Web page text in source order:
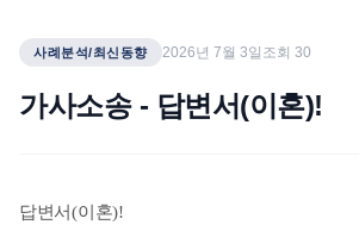
업무분야
전체
언론보도
사례분석/최신동향 2026년 7월 3일 조회 30
가사소송 - 답변서(이혼)!
답변서(이혼)!